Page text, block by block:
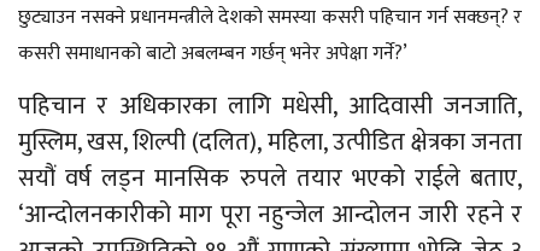
छुट्याउन नसक्ने प्रधानमन्त्रीले देशको समस्या कसरी पहिचान गर्न सक्छन्? र
कसरी समाधानको बाटो अबलम्बन गर्छन् भनेर अपेक्षा गर्ने?’
पहिचान र अधिकारका लागि मधेसी, आदिवासी जनजाति,
मुस्लिम, खस, शिल्पी (दलित), महिला, उत्पीडित क्षेत्रका जनता
सयौं वर्ष लड्न मानसिक रुपले तयार भएको राईले बताए,
‘आन्दोलनकारीको माग पूरा नहुन्जेल आन्दोलन जारी रहने र